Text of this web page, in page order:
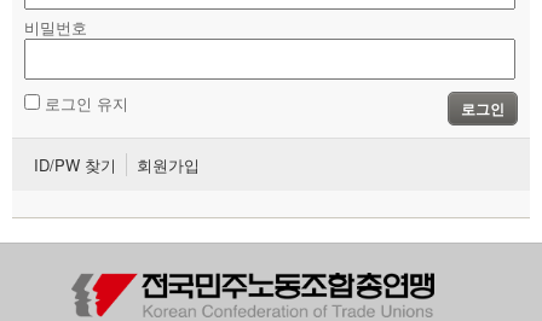
비밀번호
로그인 유지 로그인
ID/PW 찾기 회원가입
- 찾아보기
- 전국 노동상담소 안내
자료
부설기관